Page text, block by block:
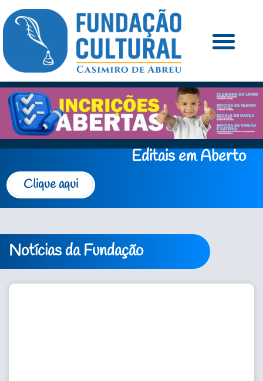
Editais em Aberto
Clique aqui
Notícias da Fundação